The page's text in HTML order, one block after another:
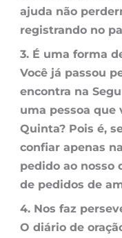
ajuda não
registrando no
3. É uma forma
Você já passou
encontra na
uma pessoa que
Quinta? Pois é,
confiar apenas
pedido ao nosso
de pedidos de
4. Nos faz
O diário de